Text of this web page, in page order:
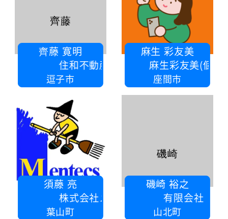
齊藤 寛明
住和不動産株式会社
逗子市
齊藤
麻生 彩友美
麻生彩友美(個人、法人化予定あ
座間市
須藤 亮
株式会社メンテクス
葉山町
磯崎 裕之
有限会社 マルイ産業
山北町
磯崎